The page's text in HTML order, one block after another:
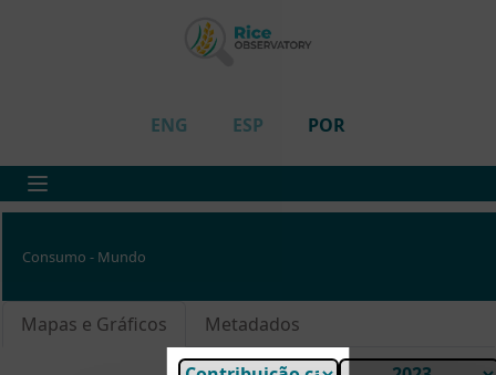
ENG ESP POR
Consumo - Mundo
Mapas e Gráficos Metadados